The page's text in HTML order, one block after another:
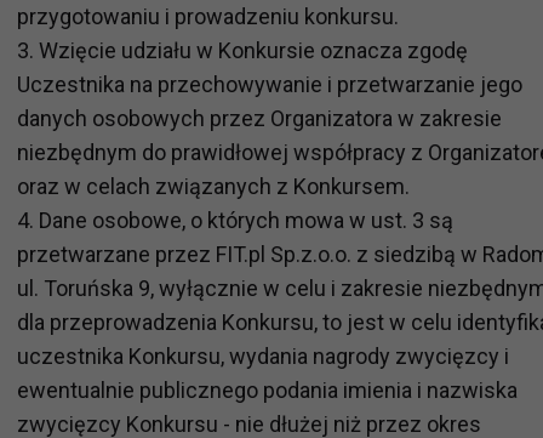
przygotowaniu i prowadzeniu konkursu.
3. Wzięcie udziału w Konkursie oznacza zgodę
Uczestnika na przechowywanie i przetwarzanie jego
danych osobowych przez Organizatora w zakresie
niezbędnym do prawidłowej współpracy z
oraz w celach związanych z Konkursem.
4. Dane osobowe, o których mowa w ust. 3 są
przetwarzane przez FIT.pl Sp.z.o.o. z siedzibą w
ul. Toruńska 9, wyłącznie w celu i zakresie
dla przeprowadzenia Konkursu, to jest w celu
uczestnika Konkursu, wydania nagrody zwycięzcy i
ewentualnie publicznego podania imienia i nazwiska
zwycięzcy Konkursu - nie dłużej niż przez okres